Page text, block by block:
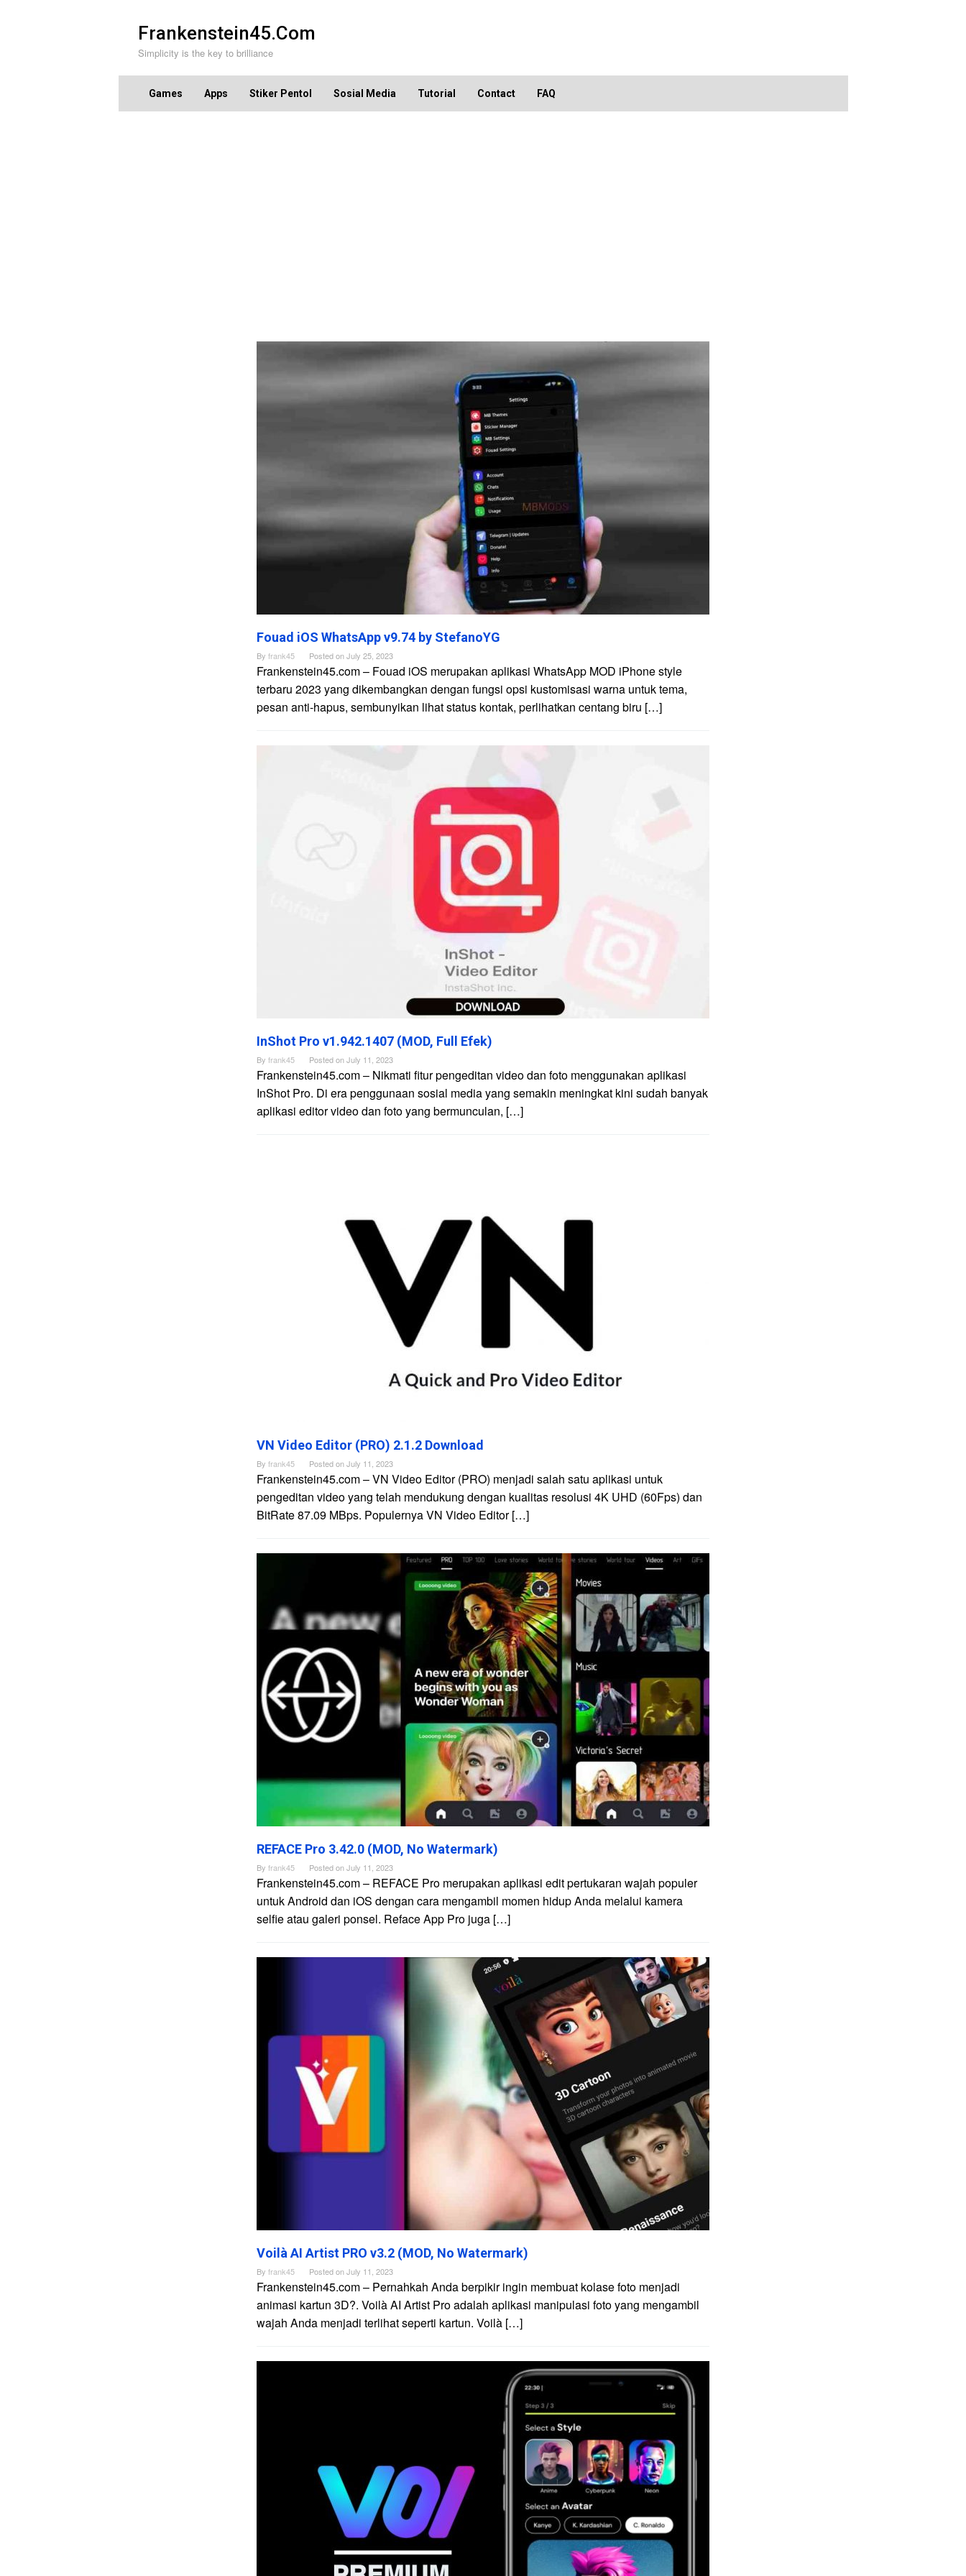
content
Frankenstein45.Com
Simplicity is the key to brilliance
Games Apps Stiker Pentol Sosial Media Tutorial Contact FAQ
Frankenstein45.Com
Fouad iOS WhatsApp v9.74 by StefanoYG
By frank45 Posted onJuly 25, 2023
Frankenstein45.com – Fouad iOS merupakan aplikasi WhatsApp MOD iPhone style
terbaru 2023 yang dikembangkan dengan fungsi opsi kustomisasi warna untuk tema,
pesan anti-hapus, sembunyikan lihat status kontak, perlihatkan centang biru […]
InShot Pro v1.942.1407 (MOD, Full Efek)
By frank45 Posted onJuly 11, 2023
Frankenstein45.com – Nikmati fitur pengeditan video dan foto menggunakan aplikasi
InShot Pro. Di era penggunaan sosial media yang semakin meningkat kini sudah banyak
aplikasi editor video dan foto yang bermunculan, […]
VN Video Editor (PRO) 2.1.2 Download
By frank45 Posted onJuly 11, 2023
Frankenstein45.com – VN Video Editor (PRO) menjadi salah satu aplikasi untuk
pengeditan video yang telah mendukung dengan kualitas resolusi 4K UHD (60Fps) dan
BitRate 87.09 MBps. Populernya VN Video Editor […]
REFACE Pro 3.42.0 (MOD, No Watermark)
By frank45 Posted onJuly 11, 2023
Frankenstein45.com – REFACE Pro merupakan aplikasi edit pertukaran wajah populer
untuk Android dan iOS dengan cara mengambil momen hidup Anda melalui kamera
selfie atau galeri ponsel. Reface App Pro juga […]
Voilà AI Artist PRO v3.2 (MOD, No Watermark)
By frank45 Posted onJuly 11, 2023
Frankenstein45.com – Pernahkah Anda berpikir ingin membuat kolase foto menjadi
animasi kartun 3D?. Voilà AI Artist Pro adalah aplikasi manipulasi foto yang mengambil
wajah Anda menjadi terlihat seperti kartun. Voilà […]